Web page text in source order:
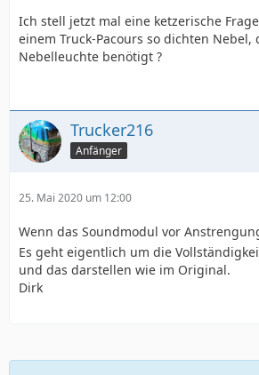
Ich stell jetzt mal eine ketzerische
einem Truck-Pacours so dichten Nebel,
Nebelleuchte benötigt ?
Trucker216
Anfänger
25. Mai 2020 um 12:00
Wenn das Soundmodul vor
Es geht eigentlich um die
und das darstellen wie im Original.
Dirk